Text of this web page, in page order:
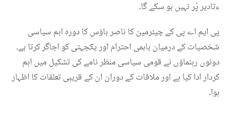
ءتادیر پُر نہیں ہو سکے گا۔
پی ایم اے پی کے چیئرمین کا ناصر ہاؤس کا دورہ اہم سیاسی
شخصیات کے درمیان باہمی احترام اور یکجہتی کو اجاگر کرتا ہے۔
دونوں رہنماؤں نے قومی سیاسی منظر نامے کی تشکیل میں اہم
کردار ادا کیا ہے اور ملاقات کے دوران ان کے قریبی تعلقات کا اظہار
ہوا۔